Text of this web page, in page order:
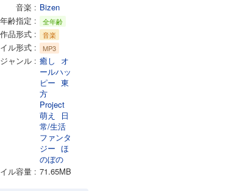
音楽
Bizen
年齢指定
全年齢
作品形式 音楽
ル形式 MP3
ジャンル 癒し
オ
ールハッ
ピー 東
方
Project
萌え
日
常/生活
ファンタ
ジー ほ
のぼの
ル容量
71.65MB